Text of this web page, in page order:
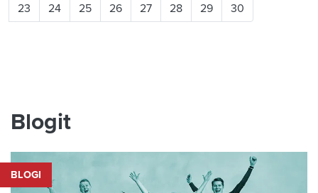
23 24 25 26 27 28 29 30
Blogit
BLOGI